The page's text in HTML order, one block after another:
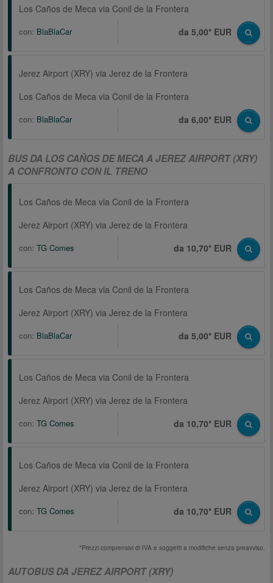
Los Caños de Meca via Conil de la Frontera
con: BlaBlaCar da 5,00* EUR
Jerez Airport (XRY) via Jerez de la Frontera
Los Caños de Meca via Conil de la Frontera
con: BlaBlaCar da 6,00* EUR
BUS DA LOS CAÑOS DE MECA A JEREZ AIRPORT (XRY)
A CONFRONTO CON IL TRENO
Los Caños de Meca via Conil de la Frontera
Jerez Airport (XRY) via Jerez de la Frontera
con: TG Comes da 10,70* EUR
Los Caños de Meca via Conil de la Frontera
Jerez Airport (XRY) via Jerez de la Frontera
con: BlaBlaCar da 5,00* EUR
Los Caños de Meca via Conil de la Frontera
Jerez Airport (XRY) via Jerez de la Frontera
con: TG Comes da 10,70* EUR
Los Caños de Meca via Conil de la Frontera
Jerez Airport (XRY) via Jerez de la Frontera
con: TG Comes da 10,70* EUR
*Prezzi comprensivi di IVA e soggetti a modifiche senza preavviso.
AUTOBUS DA JEREZ AIRPORT (XRY)